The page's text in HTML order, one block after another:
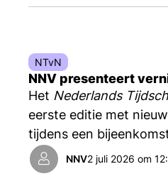
NNV presenteert
Het Nederlands
eerste editie met
tijdens een
Amsterdam.
NNV2 juli 2026 om
NTvN